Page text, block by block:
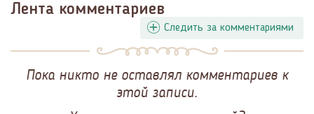
Лента комментариев
Следить за комментариями
Пока никто не оставлял комментариев к
этой записи.